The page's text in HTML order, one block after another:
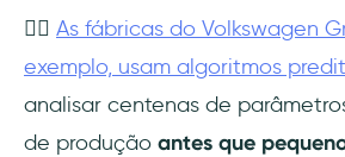
👉🏻 As fábricas do Volkswagen
exemplo, usam algoritmos
analisar centenas de
de produção antes que